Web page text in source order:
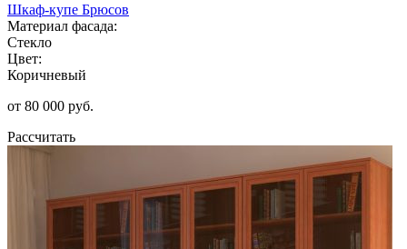
Шкаф-купе Брюсов
Материал фасада:
Стекло
Цвет:
Коричневый
от 80 000 руб.
Рассчитать